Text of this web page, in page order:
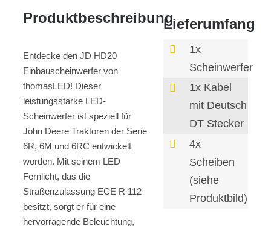
Produktbeschreibung
Entdecke den JD HD20
Einbauscheinwerfer von
thomasLED! Dieser
leistungsstarke LED-
Scheinwerfer ist speziell für
John Deere Traktoren der Serie
6R, 6M und 6RC entwickelt
worden. Mit seinem LED
Fernlicht, das die
Straßenzulassung ECE R 112
besitzt, sorgt er für eine
hervorragende Beleuchtung,
Lieferumfang
1x
Scheinwerfer
1x Kabel
mit Deutsch
DT Stecker
4x
Scheiben
(siehe
Produktbild)